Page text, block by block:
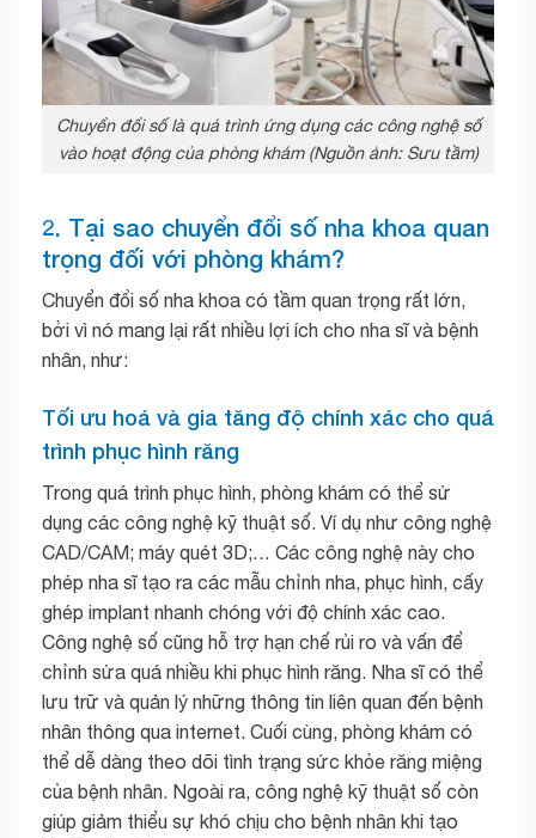
Chuyển đổi số là quá trình ứng dụng các công nghệ số
vào hoạt động của phòng khám (Nguồn ảnh: Sưu tầm)
2. Tại sao chuyển đổi số nha khoa quan
trọng đối với phòng khám?
Chuyển đổi số nha khoa có tầm quan trọng rất lớn,
bởi vì nó mang lại rất nhiều lợi ích cho nha sĩ và bệnh
nhân, như:
Tối ưu hoá và gia tăng độ chính xác cho quá
trình phục hình răng
Trong quá trình phục hình, phòng khám có thể sử
dụng các công nghệ kỹ thuật số. Ví dụ như công nghệ
CAD/CAM; máy quét 3D;… Các công nghệ này cho
phép nha sĩ tạo ra các mẫu chỉnh nha, phục hình, cấy
ghép implant nhanh chóng với độ chính xác cao.
Công nghệ số cũng hỗ trợ hạn chế rủi ro và vấn để
chỉnh sửa quá nhiều khi phục hình răng. Nha sĩ có thể
lưu trữ và quản lý những thông tin liên quan đến bệnh
nhân thông qua internet. Cuối cùng, phòng khám có
thể dễ dàng theo dõi tình trạng sức khỏe răng miệng
của bệnh nhân. Ngoài ra, công nghệ kỹ thuật số còn
giúp giảm thiểu sự khó chịu cho bệnh nhân khi tạo